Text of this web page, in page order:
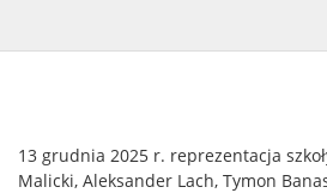
13 grudnia 2025 r. reprezentacja
Malicki, Aleksander Lach, Tymon